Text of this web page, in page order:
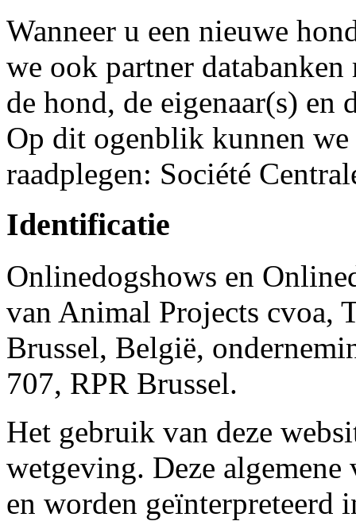
Wanneer u een nieuwe
we ook partner
de hond, de eigenaar(s) en
Op dit ogenblik kunnen we
raadplegen: Société
Identificatie
Onlinedogshows en
van Animal Projects cvoa,
Brussel, België,
707, RPR Brussel.
Het gebruik van deze
wetgeving. Deze
en worden geïnterpreteerd